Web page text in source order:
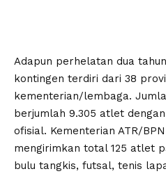
Adapun perhelatan dua
kontingen terdiri dari 38
kementerian/lembaga.
berjumlah 9.305 atlet
ofisial. Kementerian ATR/
mengirimkan total 125 atlet
bulu tangkis, futsal, tenis